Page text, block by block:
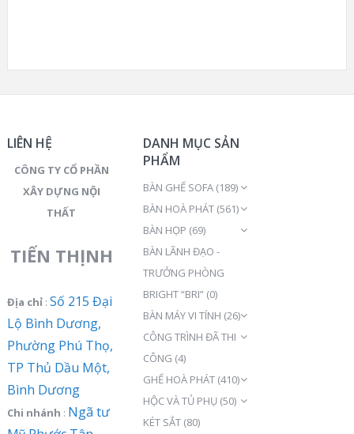
LIÊN HỆ
CÔNG TY CỔ PHẦN
XÂY DỰNG NỘI
THẤT
TIẾN THỊNH
Địa chỉ: Số 215 Đại
Lộ Bình Dương,
Phường Phú Thọ,
TP Thủ Dầu Một,
Bình Dương
Chi nhánh : Ngã tư
DANH MỤC SẢN
PHẨM
BÀN GHẾ SOFA (189)
BÀN HOÀ PHÁT (561)
BÀN HỌP (69)
BÀN LÃNH ĐẠO -
TRƯỞNG PHÒNG
BRIGHT “BRI” (0)
BÀN MÁY VI TÍNH (26)
CÔNG TRÌNH ĐÃ THI
CÔNG (4)
GHẾ HOÀ PHÁT (410)
HỘC VÀ TỦ PHỤ (50)
KÉT SẮT (80)